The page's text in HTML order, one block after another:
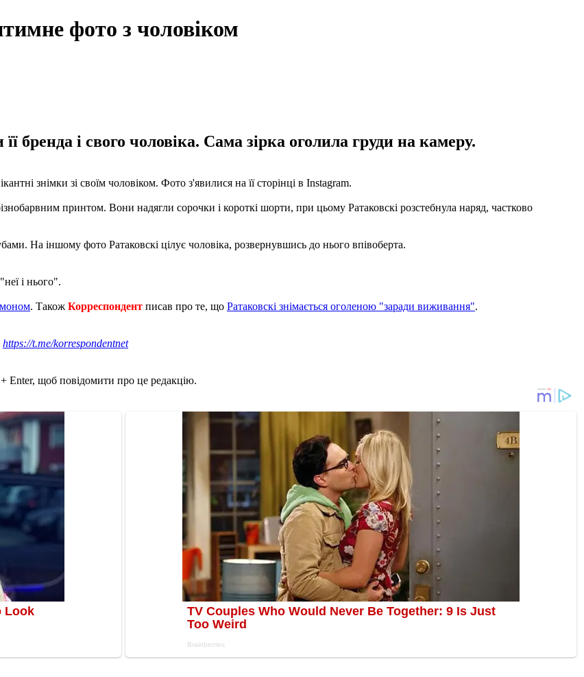
фото з чоловіком
бренда і свого чоловіка. Сама зірка оголила груди на камеру.
знімки зі своїм чоловіком. Фото з'явилися на її сторінці в Instagram.
принтом. Вони надягли сорочки і короткі шорти, при цьому Ратаковскі розстебнула наряд, частково
На іншому фото Ратаковскі цілує чоловіка, розвернувшись до нього впівоберта.
і нього".
. Також Корреспондент писав про те, що Ратаковскі знімається оголеною "заради виживання".
https://t.me/korrespondentnet
Enter, щоб повідомити про це редакцію.